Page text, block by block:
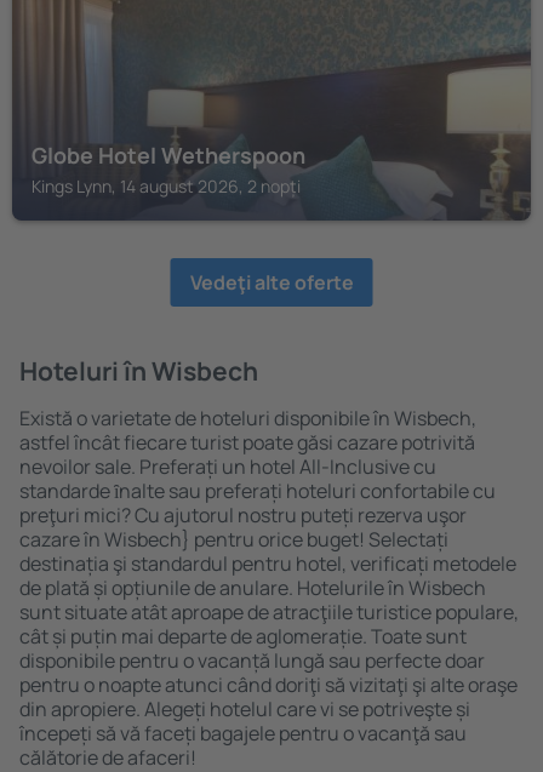
Globe Hotel Wetherspoon
Kings Lynn, 14 august 2026, 2 nopți
Vedeţi alte oferte
Hoteluri în Wisbech
Există o varietate de hoteluri disponibile în Wisbech,
astfel încât fiecare turist poate găsi cazare potrivită
nevoilor sale. Preferați un hotel All-Inclusive cu
standarde ȋnalte sau preferați hoteluri confortabile cu
preţuri mici? Cu ajutorul nostru puteți rezerva uşor
cazare în Wisbech} pentru orice buget! Selectați
destinația şi standardul pentru hotel, verificați metodele
de plată și opțiunile de anulare. Hotelurile în Wisbech
sunt situate atât aproape de atracţiile turistice populare,
cât și puțin mai departe de aglomerație. Toate sunt
disponibile pentru o vacanță lungă sau perfecte doar
pentru o noapte atunci când doriţi să vizitaţi şi alte oraşe
din apropiere. Alegeți hotelul care vi se potriveşte și
începeți să vă faceți bagajele pentru o vacanţă sau
călătorie de afaceri!